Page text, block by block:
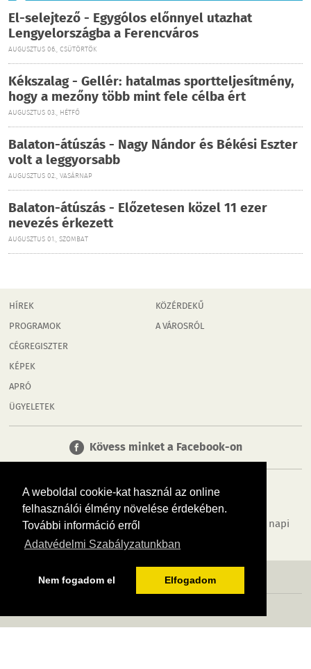
A weboldal cookie-kat használ az online
felhasználói élmény növelése érdekében.
További információ erről
Adatvédelmi Szabályzatunkban
Nem fogadom el Elfogadom
El-selejtező - Egygólos előnnyel utazhat
Lengyelországba a Ferencváros
AUGUSZTUS 06., CSÜTÖRTÖK
Kékszalag - Gellér: hatalmas sportteljesítmény,
hogy a mezőny több mint fele célba ért
AUGUSZTUS 03., HÉTFŐ
Balaton-átúszás - Nagy Nándor és Békési Eszter
volt a leggyorsabb
AUGUSZTUS 02., VASÁRNAP
Balaton-átúszás - Előzetesen közel 11 ezer
nevezés érkezett
AUGUSZTUS 01., SZOMBAT
HÍREK
PROGRAMOK
CÉGREGISZTER
KÉPEK
APRÓ
ÜGYELETEK
KÖZÉRDEKŰ
A VÁROSRÓL
Kövess minket a Facebook-on
Tudj meg többet városodról! Hírek, programok, képek, napi
menü, cégek…. és minden, ami Győr
MÉDIAAJÁNLÓ ADATVÉDELEM IMPRESSZUM RÓLUNK